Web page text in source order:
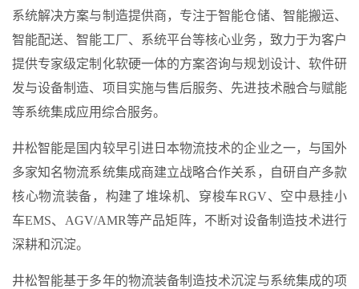
系统解决方案与制造提供商，专注于智能仓储、智能搬运、
智能配送、智能工厂、系统平台等核心业务，致力于为客户
提供专家级定制化软硬一体的方案咨询与规划设计、软件研
发与设备制造、项目实施与售后服务、先进技术融合与赋能
等系统集成应用综合服务。
井松智能是国内较早引进日本物流技术的企业之一，与国外
多家知名物流系统集成商建立战略合作关系，自研自产多款
核心物流装备，构建了堆垛机、穿梭车RGV、空中悬挂小
车EMS、AGV/AMR等产品矩阵，不断对设备制造技术进行
深耕和沉淀。
井松智能基于多年的物流装备制造技术沉淀与系统集成的项